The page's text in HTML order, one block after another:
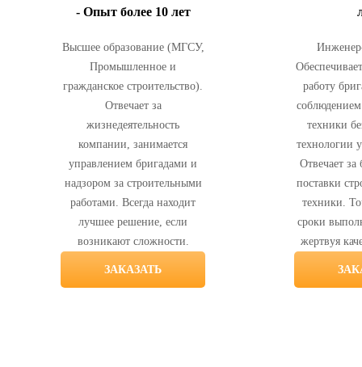
- Опыт более 10 лет
Высшее образование (МГСУ,
Промышленное и
гражданское строительство).
Отвечает за
жизнедеятельность
компании, занимается
управлением бригадами и
надзором за строительными
работами. Всегда находит
лучшее решение, если
возникают сложности.
ЗАКАЗАТЬ
работу
техники
технологии
Отвечает за
поставки
техники.
сроки
жертвуя